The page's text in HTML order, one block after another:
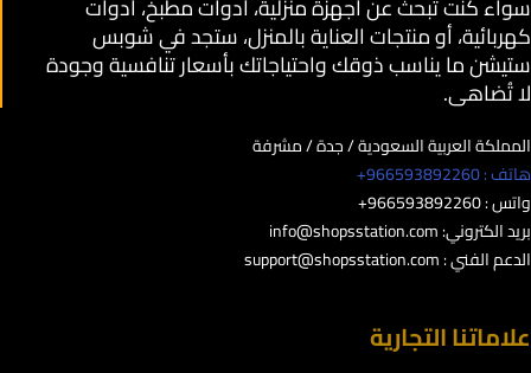
كهربائية، أو منتجات العناية بالمنزل، ستجد في شوبس
ستيشن ما يناسب ذوقك واحتياجاتك بأسعار تنافسية وجودة
لا تُضاهى.
المملكة العربية السعودية / جدة / مشرفة
هاتف : 966593892260+
واتس : 966593892260+
بريد الكتروني:info@shopsstation.com
الدعم الفني :support@shopsstation.com
علاماتنا التجارية